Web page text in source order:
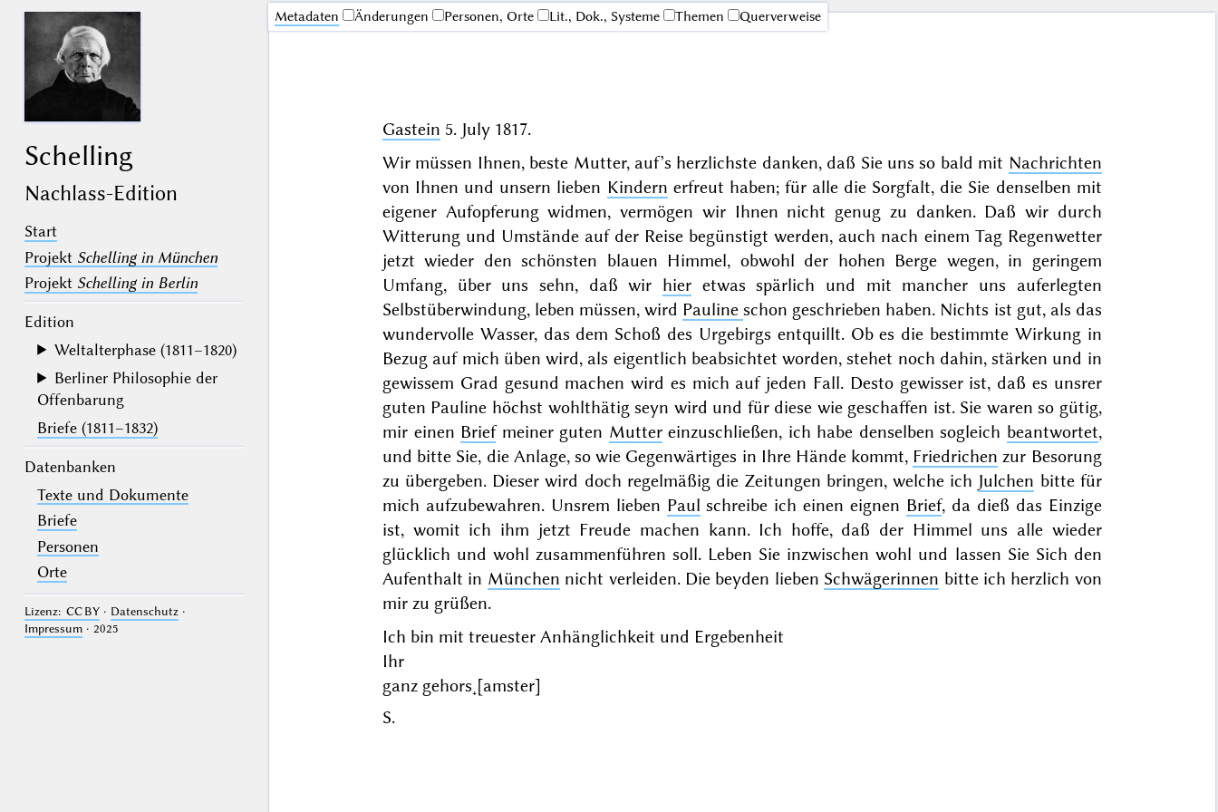
Schelling
Nachlass-Edition
Start
Projekt Schelling in München
Projekt Schelling in Berlin
Edition
Weltalterphase (1811–1820)
Berliner Philosophie der
Offenbarung
Briefe (1811–1832)
Datenbanken
Texte und Dokumente
Briefe
Personen
Orte
Lizenz: CC BY· Datenschutz·
Impressum· 2025
Me­ta­da­ten Änderungen Personen, Orte Lit., Dok., Systeme Themen Querverweise
Gastein 5. July 1817.
Wir müssen Ihnen, beste Mutter, auf’s herzlichste danken, daß Sie uns so bald mit Nachrichten
von Ihnen und unsern lieben Kindern erfreut haben; für alle die Sorgfalt, die Sie denselben mit
eigener Aufopferung widmen, vermögen wir Ihnen nicht genug zu danken. Daß wir durch
Witterung und Umstände auf der Reise begünstigt werden, auch nach einem Tag Regenwetter
jetzt wieder den schönsten blauen Himmel, obwohl der hohen Berge wegen, in geringem
Umfang, über uns sehn, daß wir hier etwas spärlich und mit mancher uns auferlegten
Selbstüberwindung, leben müssen, wird Paulineschon geschrieben haben. Nichts ist gut, als das
wundervolle Wasser, das dem Schoß des Urgebirgs entquillt. Ob es die bestimmte Wirkung in
Bezug auf mich üben wird, als eigentlich beabsichtet worden, stehet noch dahin, stärken und in
gewissem Grad gesund machen wird es mich auf jeden Fall. Desto gewisser ist, daß es unsrer
guten Pauline höchst wohlthätig seyn wird und für diese wie geschaffen ist. Sie waren so gütig,
mir einen Briefmeiner guten Muttereinzuschließen, ich habe denselben sogleich beantwortet,
und bitte Sie, die Anlage, so wie Gegenwärtiges in Ihre Hände kommt, Friedrichen zur Besorung
zu übergeben. Dieser wird doch regelmäßig die Zeitungen bringen, welche ich Julchen bitte für
mich aufzubewahren. Unsrem lieben Paul schreibe ich einen eignen Brief, da dieß das Einzige
ist, womit ich ihm jetzt Freude machen kann. Ich hoffe, daß der Himmel uns alle wieder
glücklich und wohl zusammenführen soll. Leben Sie inzwischenwohl und lassen Sie Sich den
Aufenthalt in München nicht verleiden. Die beyden lieben Schwägerinnen bitte ich herzlich von
mir zu grüßen.
Ich bin mit treuester Anhänglichkeit und Ergebenheit
Ihr
ganz gehors˖[amster]
S.